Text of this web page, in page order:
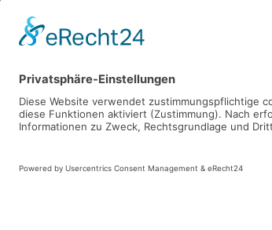
08:30 - 13:00 Uhr
14:00 - 18:00 Uhr
09:30 - 12:00 Uhr
Kontaktdaten
Tel:09682 182543
Email:kontakt@sanitaetshaus-heining.de